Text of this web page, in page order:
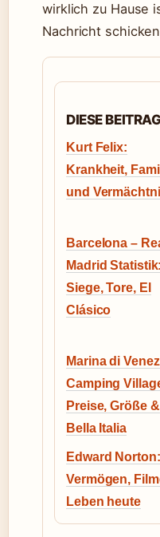
wirklich zu Hause
Nachricht
DIESE
Kurt Felix:
Krankheit,
und
Barcelona –
Madrid Statistik:
Siege, Tore, El
Clásico
Marina di
Camping
Preise, Größe &
Bella Italia
Edward Norton:
Vermögen,
Leben heute